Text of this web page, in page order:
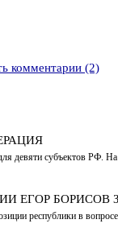
комментарии (2)
девяти субъектов РФ.
ЕГОР БОРИСОВ
республики в